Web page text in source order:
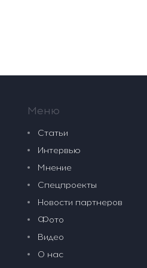
Меню
Статьи
Интервью
Мнение
Спецпроекты
Новости партнеров
Фото
Видео
О нас